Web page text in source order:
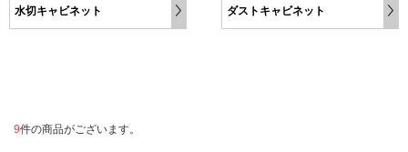
水切キャビネット ダストキャビネット
9件の商品がございます。